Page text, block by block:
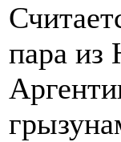
пара из